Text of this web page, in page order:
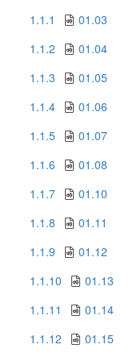
1.1.1
01.03
1.1.2
01.04
1.1.3
01.05
1.1.4
01.06
1.1.5
01.07
1.1.6
01.08
1.1.7
01.10
1.1.8
01.11
1.1.9
01.12
1.1.10
01.13
1.1.11
01.14
1.1.12
01.15